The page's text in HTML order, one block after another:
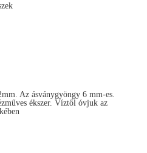
Az ásványgyöngy 6 mm-es.
ékszer. Víztől óvjuk az